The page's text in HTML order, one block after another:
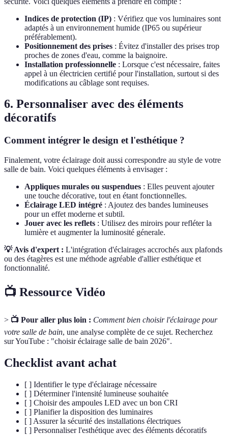
Indices de protection (IP) : Vérifiez que vos luminaires sont
adaptés à un environnement humide (IP65 ou supérieur
préférablement).
Positionnement des prises : Évitez d'installer des prises trop
proches de zones d'eau, comme la baignoire.
Installation professionnelle : Lorsque c'est nécessaire, faites
appel à un électricien certifié pour l'installation, surtout si des
modifications au câblage sont requises.
6. Personnaliser avec des éléments
décoratifs
Comment intégrer le design et l'esthétique ?
Finalement, votre éclairage doit aussi correspondre au style de votre
salle de bain. Voici quelques éléments à envisager :
Appliques murales ou suspendues : Elles peuvent ajouter
une touche décorative, tout en étant fonctionnelles.
Éclairage LED intégré : Ajoutez des bandes lumineuses
pour un effet moderne et subtil.
Jouer avec les reflets : Utilisez des miroirs pour refléter la
lumière et augmenter la luminosité génerale.
💡 Avis d'expert : L'intégration d'éclairages accrochés aux plafonds
ou des étagères est une méthode agréable d'allier esthétique et
fonctionnalité.
📺 Ressource Vidéo
> 📺 Pour aller plus loin : Comment bien choisir l'éclairage pour
votre salle de bain, une analyse complète de ce sujet. Recherchez
sur YouTube : "choisir éclairage salle de bain 2026".
Checklist avant achat
[ ] Identifier le type d'éclairage nécessaire
[ ] Déterminer l'intensité lumineuse souhaitée
[ ] Choisir des ampoules LED avec un bon CRI
[ ] Planifier la disposition des luminaires
[ ] Assurer la sécurité des installations électriques
[ ] Personnaliser l'esthétique avec des éléments décoratifs